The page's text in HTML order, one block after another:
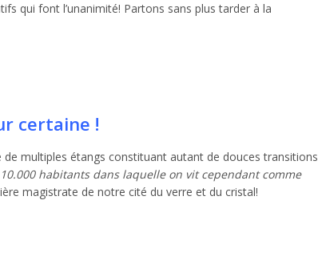
qui font l’unanimité! Partons sans plus tarder à la
certaine !
multiples étangs constituant autant de douces transitions
habitants dans laquelle on vit cependant comme
magistrate de notre cité du verre et du cristal!